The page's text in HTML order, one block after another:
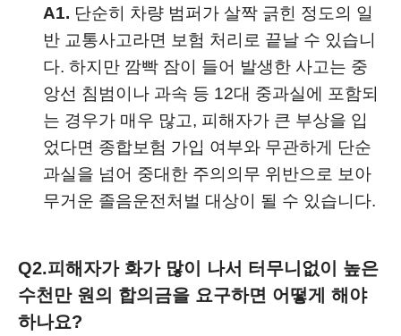
A1. 단순히 차량 범퍼가 살짝 긁힌 정도의 일
반 교통사고라면 보험 처리로 끝날 수 있습니
다. 하지만 깜빡 잠이 들어 발생한 사고는 중
앙선 침범이나 과속 등 12대 중과실에 포함되
는 경우가 매우 많고, 피해자가 큰 부상을 입
었다면 종합보험 가입 여부와 무관하게 단순
과실을 넘어 중대한 주의의무 위반으로 보아
무거운 졸음운전처벌 대상이 될 수 있습니다.
Q2.피해자가 화가 많이 나서 터무니없이 높은
수천만 원의 합의금을 요구하면 어떻게 해야
하나요?